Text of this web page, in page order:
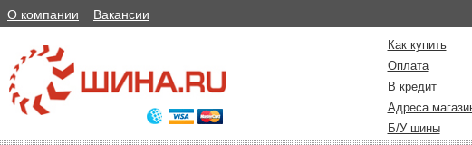
О компании Вакансии
Как купить
Оплата
В кредит
Адреса
Б/У шины